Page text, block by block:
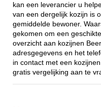
kan een leverancier u
van een dergelijk kozijn is
gemiddelde bewoner.
gekomen om een
overzicht aan kozijnen
adresgegevens en het
in contact met een
gratis vergelijking aan te